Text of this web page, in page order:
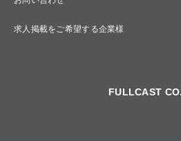
求人掲載をご希望する企業様
FULLCAST